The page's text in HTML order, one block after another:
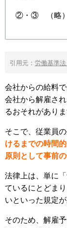
②・③ （略）
引用元： 労働基準
会社からの給料
会社から解雇さ
るおそれがありま
そこで、従業員
けるまでの時間
原則として事前
法律上は、単に
ているにとどま
いといった規定
そのため、解雇